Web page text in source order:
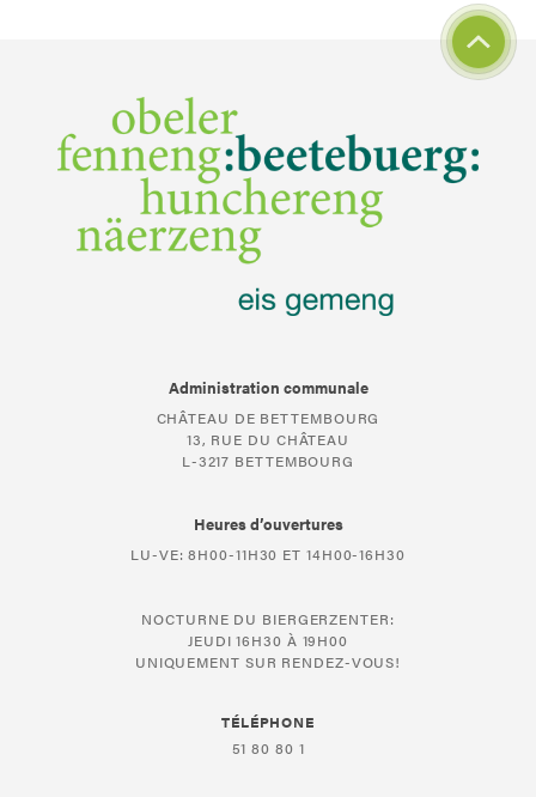
Administration communale
CHÂTEAU DE BETTEMBOURG
13, RUE DU CHÂTEAU
L-3217 BETTEMBOURG
Heures d’ouvertures
LU-VE: 8H00-11H30 ET 14H00-16H30
NOCTURNE DU BIERGERZENTER:
JEUDI 16H30 À 19H00
UNIQUEMENT SUR RENDEZ-VOUS!
TÉLÉPHONE
51 80 80 1